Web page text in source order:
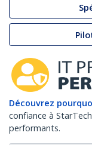
Découvrez
confiance à
performants.